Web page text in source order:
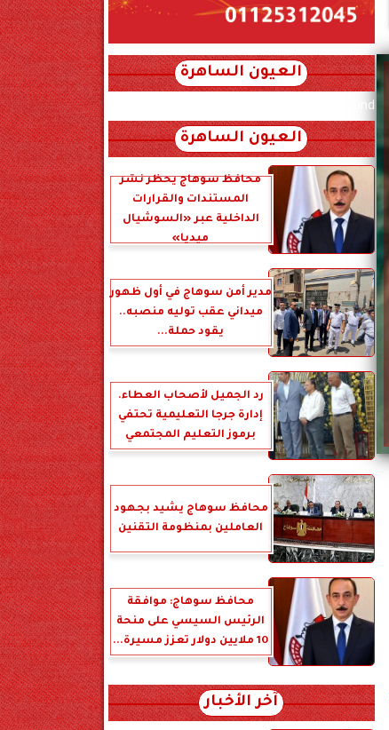
العيون الساهرة
xml_json/rss/~12.xml x0n not found
العيون الساهرة
محافظ سوهاج يحظر نشر
المستندات والقرارات
الداخلية عبر «السوشيال
ميديا»
مدير أمن سوهاج في أول ظهور
ميداني عقب توليه منصبه..
يقود حملة...
رد الجميل لأصحاب العطاء.
إدارة جرجا التعليمية تحتفي
برموز التعليم المجتمعي
محافظ سوهاج يشيد بجهود
العاملين بمنظومة التقنين
محافظ سوهاج: موافقة
الرئيس السيسي على منحة
10 ملايين دولار تعزز مسيرة...
آخر الأخبار